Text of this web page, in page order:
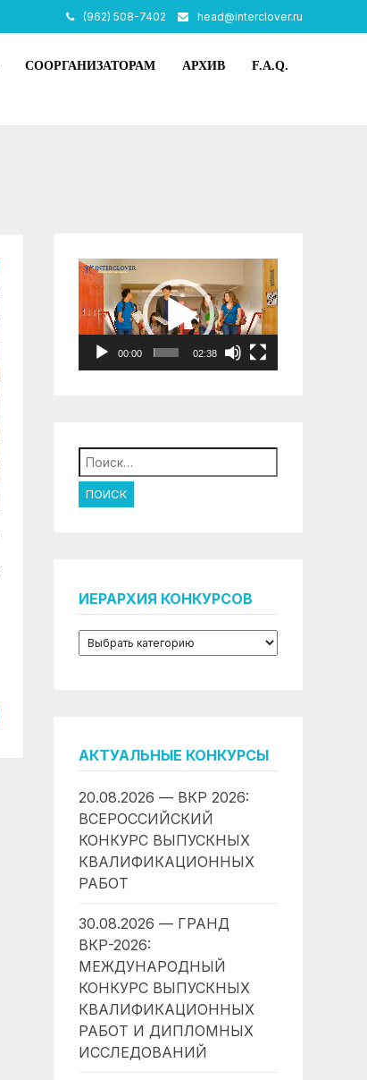
(962) 508-7402 head@interclover.ru
СООРГАНИЗАТОРАМ АРХИВ F.A.Q.
Видеоплеер
00:00 02:38
Найти:
ИЕРАРХИЯ КОНКУРСОВ
АКТУАЛЬНЫЕ КОНКУРСЫ
20.08.2026 — ВКР 2026:
ВСЕРОССИЙСКИЙ
КОНКУРС ВЫПУСКНЫХ
КВАЛИФИКАЦИОННЫХ
РАБОТ
30.08.2026 — ГРАНД
ВКР-2026:
МЕЖДУНАРОДНЫЙ
КОНКУРС ВЫПУСКНЫХ
КВАЛИФИКАЦИОННЫХ
РАБОТ И ДИПЛОМНЫХ
ИССЛЕДОВАНИЙ